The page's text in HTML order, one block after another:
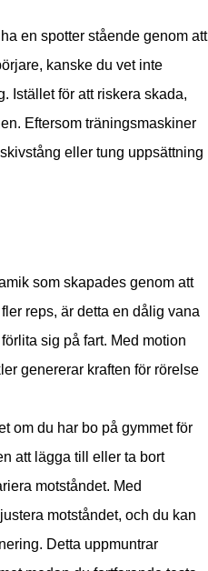
en spotter stående genom att
kanske du vet inte
Istället för att riskera skada,
Eftersom träningsmaskiner
eller tung uppsättning
som skapades genom att
reps, är detta en dålig vana
sig på fart. Med motion
genererar kraften för rörelse
om du har bo på gymmet för
att lägga till eller ta bort
motståndet. Med
motståndet, och du kan
Detta uppmuntrar